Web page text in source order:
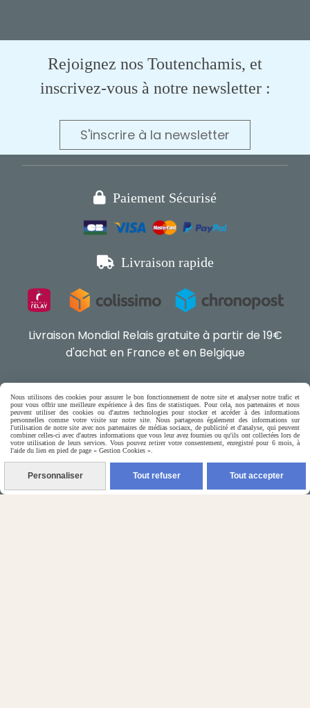
Rejoignez nos Toutenchamis, et
inscrivez-vous à notre newsletter :
S'inscrire à la newsletter
 Paiement Sécurisé
 Livraison rapide
Livraison Mondial Relais gratuite à partir de 19€
d'achat en France et en Belgique
Boutique en ligne pour chat,
petits chiens & rongeurs 
(5) Nos Avis Clients :
Nous utilisons des cookies pour assurer le bon fonctionnement de notre site et analyser notre trafic et
pour vous offrir une meilleure expérience à des fins de statistiques. Pour cela, nos partenaires et nous
peuvent utiliser des cookies ou d'autres technologies pour stocker et accéder à des informations
personnelles comme votre visite sur notre site. Nous partageons également des informations sur
l'utilisation de notre site avec nos partenaires de médias sociaux, de publicité et d'analyse, qui peuvent
combiner celles-ci avec d'autres informations que vous leur avez fournies ou qu'ils ont collectées lors de
votre utilisation de leurs services. Vous pouvez retirer votre consentement, enregistré pour 6 mois, à
l'aide du lien en pied de page « Gestion Cookies ».
Personnaliser Tout refuser Tout accepter